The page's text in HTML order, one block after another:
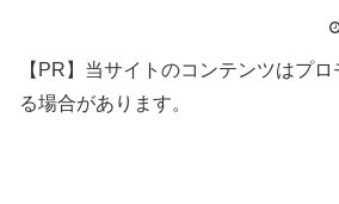
【PR】当サイトのコンテンツはプ
る場合があります。